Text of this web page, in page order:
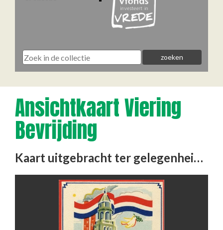
Ansichtkaart Viering
Bevrijding
Kaart uitgebracht ter gelegenheid van de bevrijding van Nederland. Tekst: "Uit de puinhoop der verwoesting …